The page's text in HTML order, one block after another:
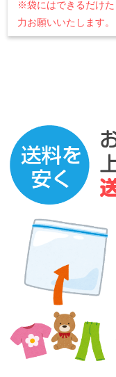
※袋にはできるだけ
力お願いいたします。